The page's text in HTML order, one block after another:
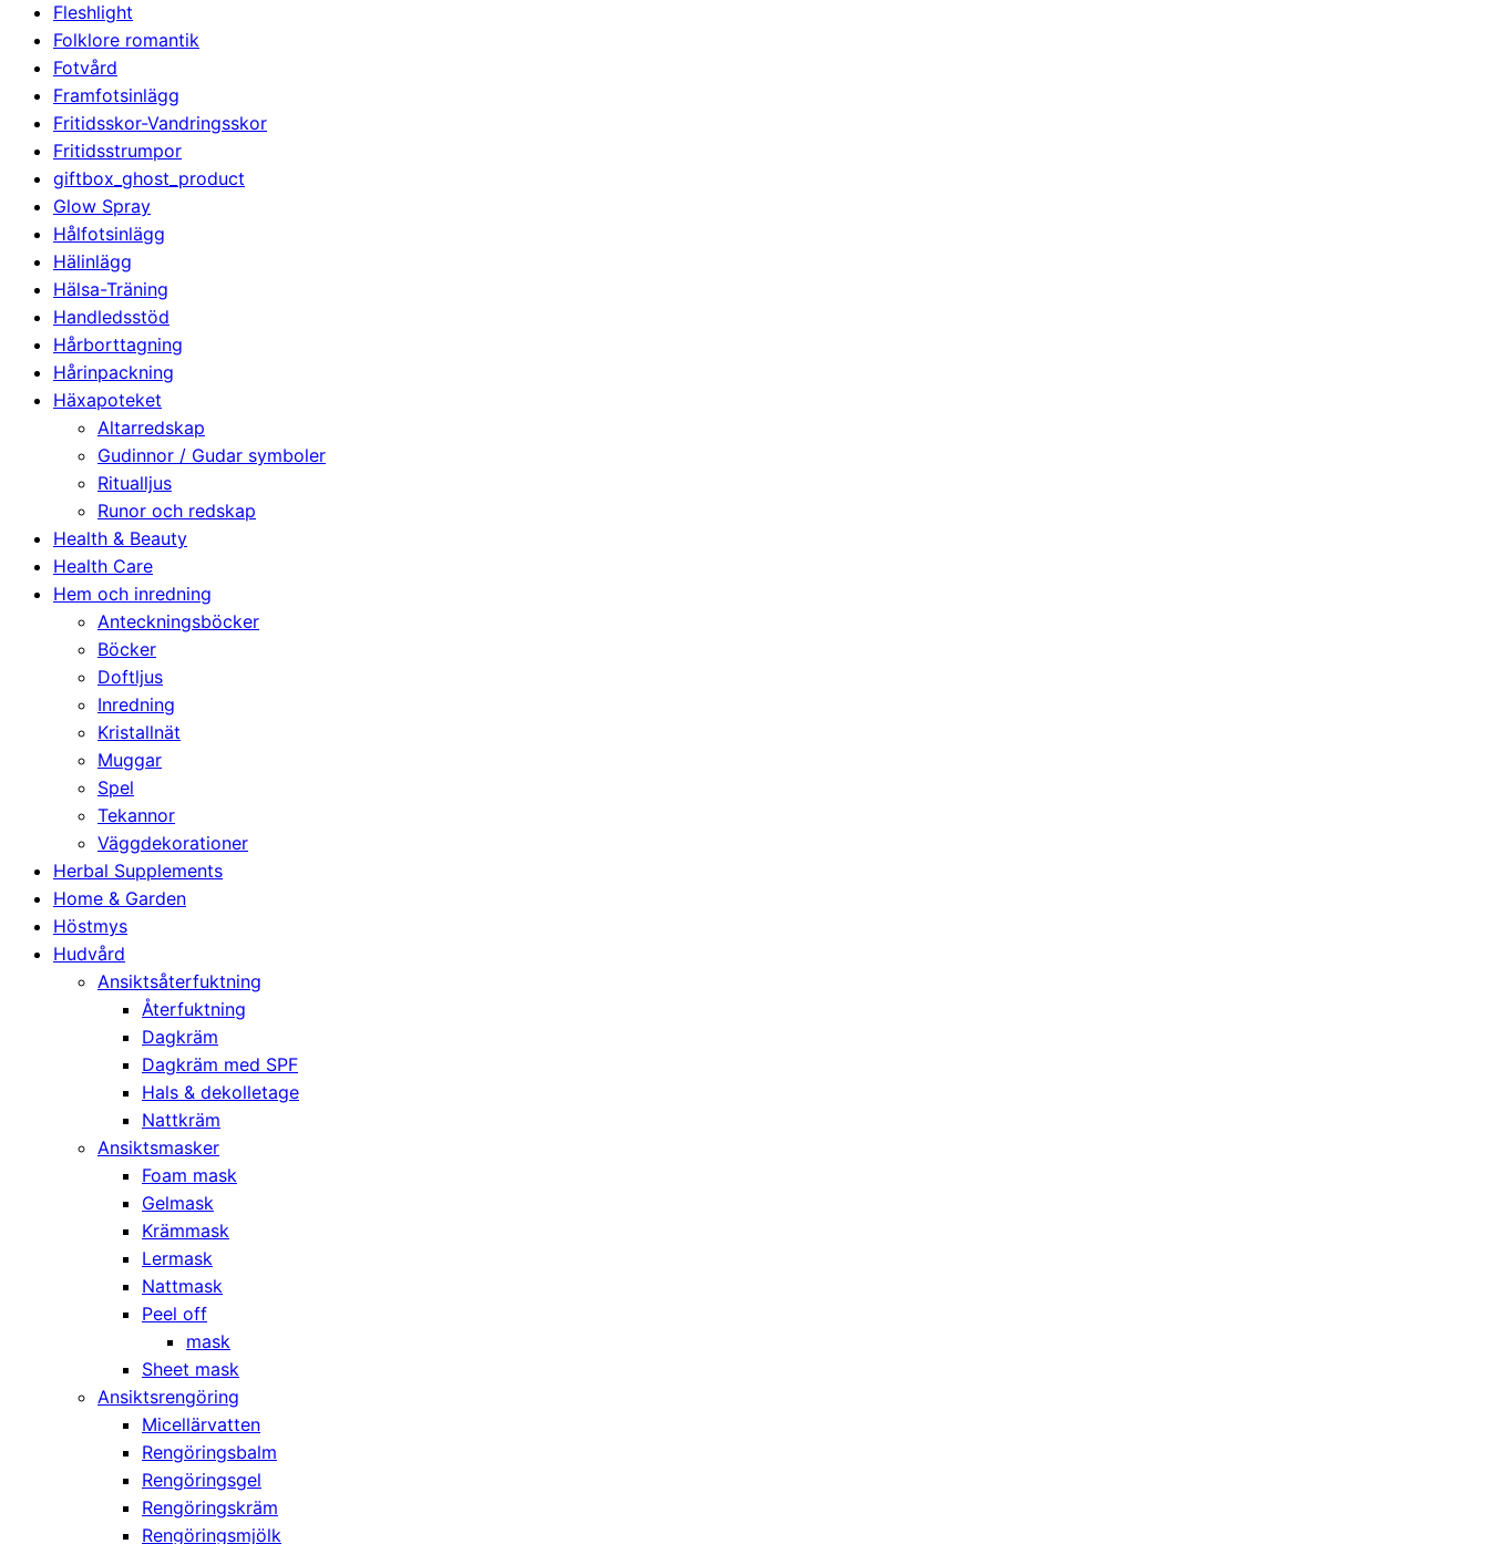
Fleshlight
Folklore romantik
Fotvård
Framfotsinlägg
Fritidsskor-Vandringsskor
Fritidsstrumpor
giftbox_ghost_product
Glow Spray
Hålfotsinlägg
Hälinlägg
Hälsa-Träning
Handledsstöd
Hårborttagning
Hårinpackning
Häxapoteket
Altarredskap
Gudinnor / Gudar symboler
Ritualljus
Runor och redskap
Health & Beauty
Health Care
Hem och inredning
Anteckningsböcker
Böcker
Doftljus
Inredning
Kristallnät
Muggar
Spel
Tekannor
Väggdekorationer
Herbal Supplements
Home & Garden
Höstmys
Hudvård
Ansiktsåterfuktning
Återfuktning
Dagkräm
Dagkräm med SPF
Hals & dekolletage
Nattkräm
Ansiktsmasker
Foam mask
Gelmask
Krämmask
Lermask
Nattmask
Peel off
mask
Sheet mask
Ansiktsrengöring
Micellärvatten
Rengöringsbalm
Rengöringsgel
Rengöringskräm
Rengöringsmjölk